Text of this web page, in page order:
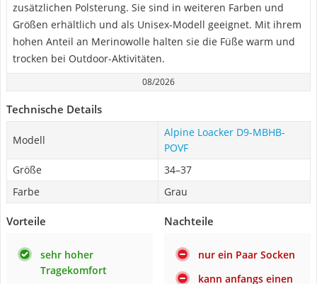
zusätzlichen Polsterung. Sie sind in weiteren Farben und
Größen erhältlich und als Unisex-Modell geeignet. Mit ihrem
hohen Anteil an Merinowolle halten sie die Füße warm und
trocken bei Outdoor-Aktivitäten.
08/2026
Technische Details
Modell
Alpine Loacker D9-MBHB-
POVF
Größe
34–37
Farbe
Grau
Vorteile
sehr hoher
Tragekomfort
Nachteile
nur ein Paar Socken
kann anfangs einen